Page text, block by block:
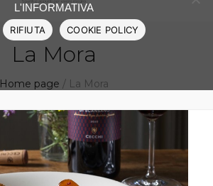
La Mora
Home page / La Mora
L'INFORMATIVA
RIFIUTA COOKIE POLICY